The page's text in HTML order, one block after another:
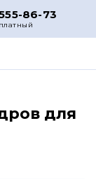
86-73
для